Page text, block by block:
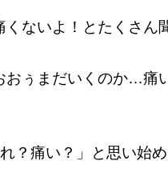
ないよ！とたくさん
おぅまだいくのか…痛
？痛い？」と思い始